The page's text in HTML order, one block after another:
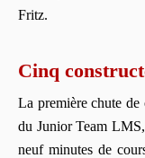
Fritz.
Cinq
La première chute de
du Junior Team
neuf minutes de